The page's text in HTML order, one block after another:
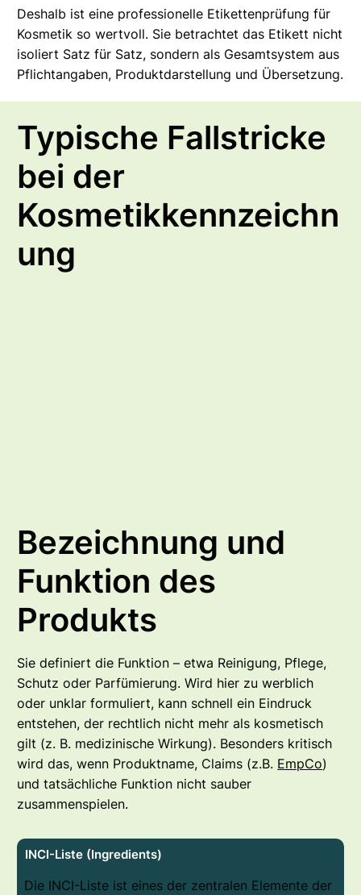
Deshalb ist eine professionelle Etikettenprüfung für
Kosmetik so wertvoll. Sie betrachtet das Etikett nicht
isoliert Satz für Satz, sondern als Gesamtsystem aus
Pflichtangaben, Produktdarstellung und Übersetzung.
Typische Fallstricke
bei der
Kosmetikkennzeichn
ung
Bezeichnung und
Funktion des
Produkts
Sie definiert die Funktion – etwa Reinigung, Pflege,
Schutz oder Parfümierung. Wird hier zu werblich
oder unklar formuliert, kann schnell ein Eindruck
entstehen, der rechtlich nicht mehr als kosmetisch
gilt (z. B. medizinische Wirkung). Besonders kritisch
wird das, wenn Produktname, Claims (z.B. EmpCo)
und tatsächliche Funktion nicht sauber
zusammenspielen.
INCI-Liste (Ingredients)
Die INCI-Liste ist eines der zentralen Elemente der